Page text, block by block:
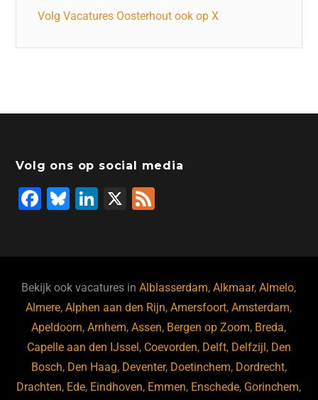
Volg Vacatures Oosterhout ook op X
Volg ons op social media
F
b
o
o
k
Bl
ky
Li
dI
n
X
Bekijk ook vacatures inAlblasserdam,Alkmaar,Almelo,
Almere,Alphen aan den Rijn,Amersfoort,Amsterdam,
Apeldoorn,Arnhem,Assen, Bergen op Zoom, Breda,
Capelle aan den IJssel, Coevorden, Delft, Delfzijl, Den
Bosch, Den Haag, Deventer, Doetinchem, Dordrecht,
Drachten, Ede, Eindhoven, Emmen, Enschede, Gorinchem,